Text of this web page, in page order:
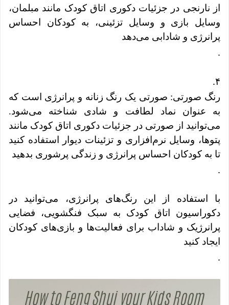
از نارنجی در جزئیات دکوری اتاق کودک مانند مبلمان،
وسایل بازی و وسایل تزئینی، به کودکان احساس
پرانرژی و شادابی می‌دهد
.
۴.
رنگ صورتی: صورتی یک رنگ زنانه و پرانرژی است که
به عنوان نماد لطافت و شادی شناخته می‌شود.
می‌توانید از صورتی در جزئیات دکوری اتاق کودک مانند
پتوها، وسایل نرم‌افزاری و تزئینات دیوار استفاده کنید
تا به کودکان احساس پرانرژی و زندگی پرشوری بدهید
.
با استفاده از این رنگ‌های پرانرژی، می‌توانید در
دکوراسیون اتاق کودک به سبک فنگشویی، فضایی
پرانرژیک و شاداب برای فعالیت‌ها و بازی‌های کودکان
ایجاد کنید
.